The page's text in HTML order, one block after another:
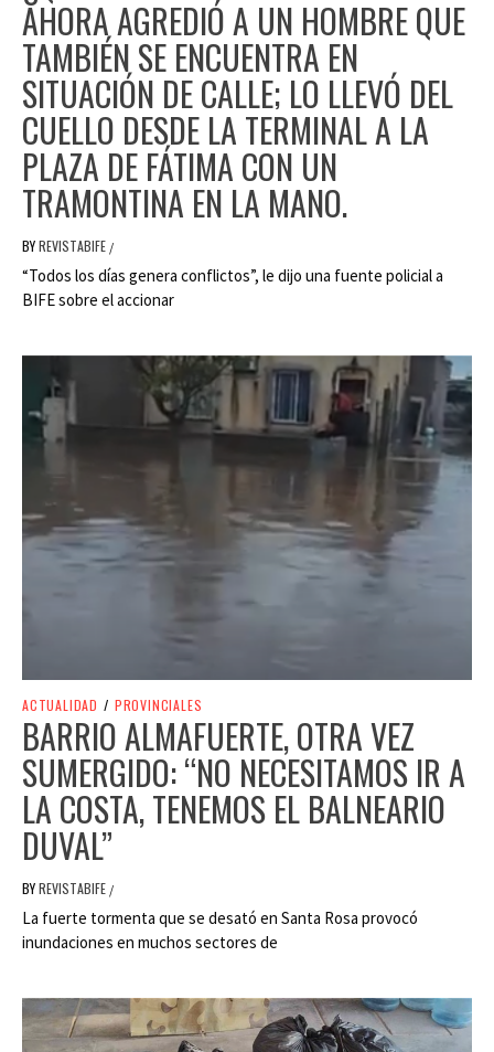
AHORA AGREDIÓ A UN HOMBRE QUE
TAMBIÉN SE ENCUENTRA EN
SITUACIÓN DE CALLE; LO LLEVÓ DEL
CUELLO DESDE LA TERMINAL A LA
PLAZA DE FÁTIMA CON UN
TRAMONTINA EN LA MANO.
BYREVISTABIFE /
“Todos los días genera conflictos”, le dijo una fuente policial a
BIFE sobre el accionar
ACTUALIDAD / PROVINCIALES
BARRIO ALMAFUERTE, OTRA VEZ
SUMERGIDO: “NO NECESITAMOS IR A
LA COSTA, TENEMOS EL BALNEARIO
DUVAL”
BYREVISTABIFE /
La fuerte tormenta que se desató en Santa Rosa provocó
inundaciones en muchos sectores de